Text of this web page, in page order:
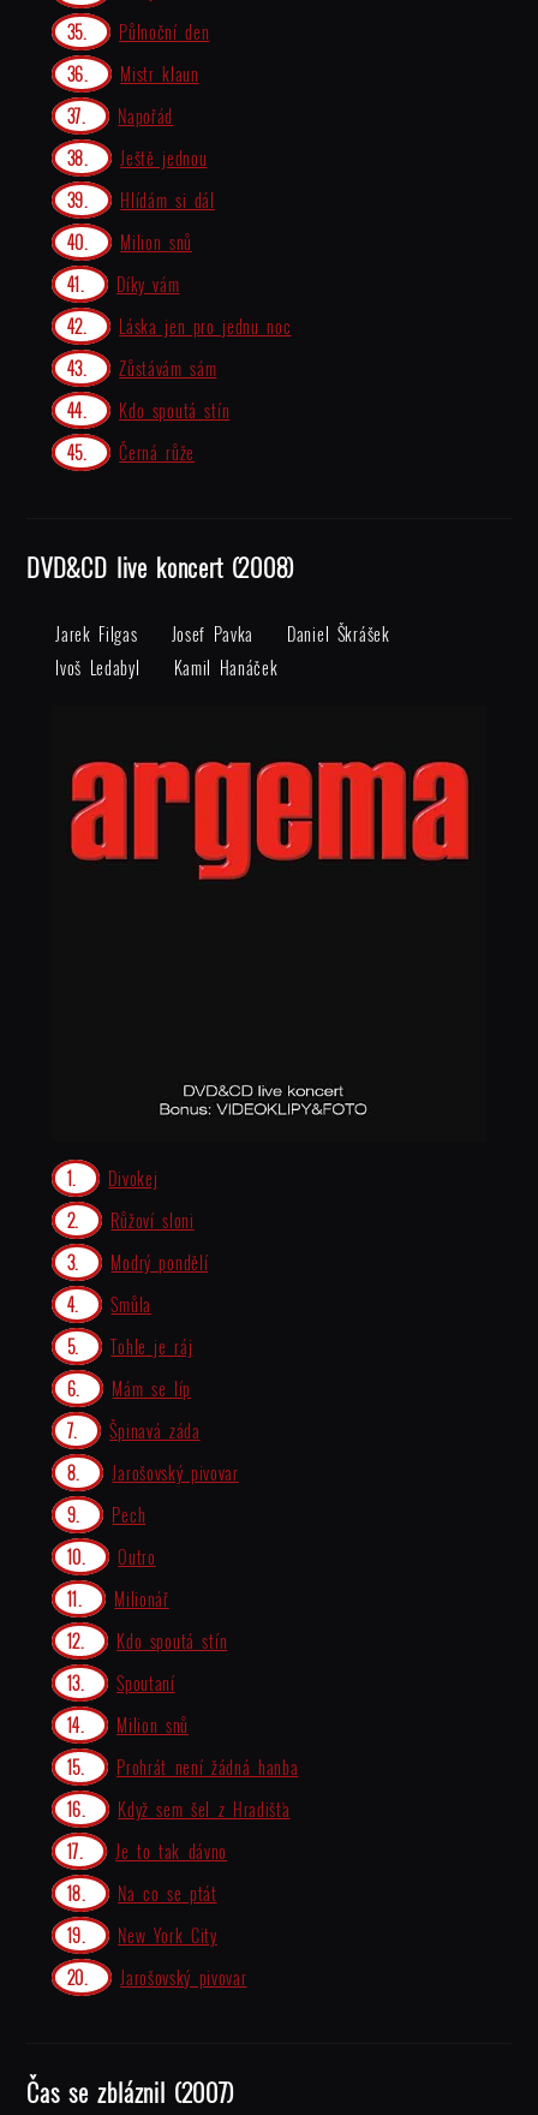
Půlnoční den
Mistr klaun
Napořád
Ještě jednou
Hlídám si dál
Milion snů
Díky vám
Láska jen pro jednu noc
Zůstávám sám
Kdo spoutá stín
Černá růže
DVD&CD live koncert (2008)
Jarek Filgas Josef Pavka
Daniel Škrášek
Ivoš Ledabyl
Kamil Hanáček
Divokej
Růžoví sloni
Modrý pondělí
Smůla
Tohle je ráj
Mám se líp
Špinavá záda
Jarošovský pivovar
Pech
Outro
Milionář
Kdo spoutá stín
Spoutaní
Milion snů
Prohrát není žádná hanba
Když sem šel z Hradišťa
Je to tak dávno
Na co se ptát
New York City
Jarošovský pivovar
Čas se zbláznil (2007)